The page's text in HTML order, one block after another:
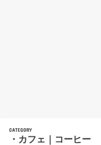
・カフェ｜コーヒー